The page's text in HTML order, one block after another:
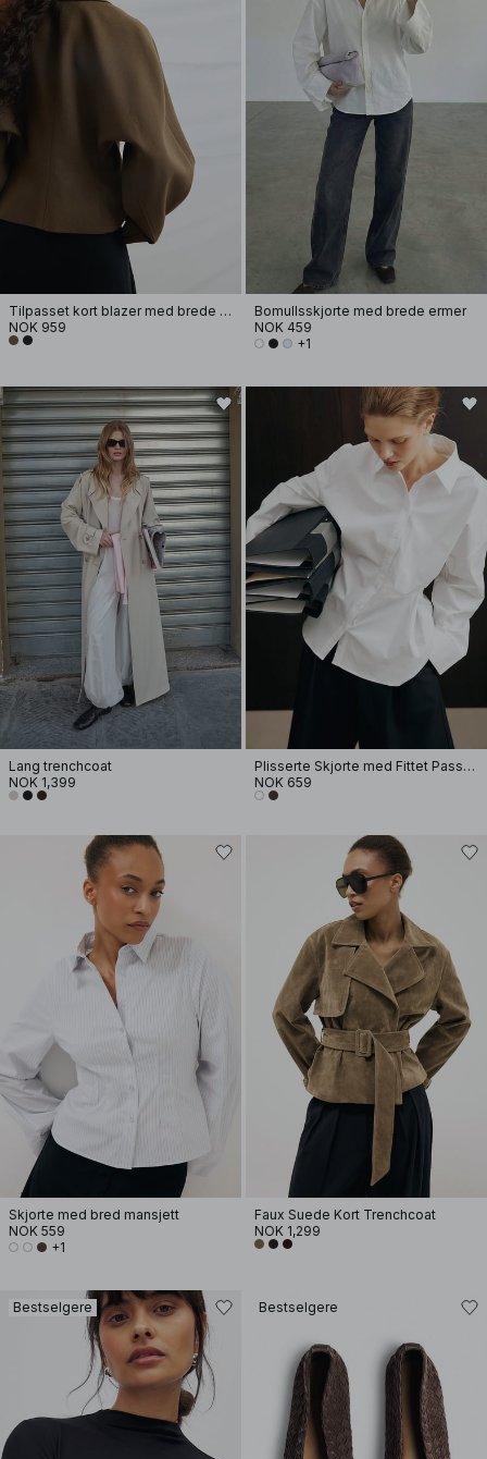
Tilpasset kort blazer med brede ermer
NOK 959
Bomullsskjorte med brede ermer
NOK 459
+1
Lang trenchcoat
NOK 1,399
Plisserte Skjorte med Fittet Passform
NOK 659
Skjorte med bred mansjett
NOK 559
+1
Faux Suede Kort Trenchcoat
NOK 1,299
Bestselgere Bestselgere